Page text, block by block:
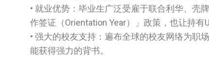
• 就业优势：毕业生广泛受雇于联合利华、壳
作签证（Orientation Year）」政策，也让持有
• 强大的校友支持：遍布全球的校友网络为职
能获得强力的背书。